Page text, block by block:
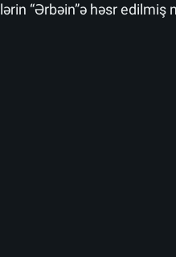
“Ərbəin”ə həsr edilmiş